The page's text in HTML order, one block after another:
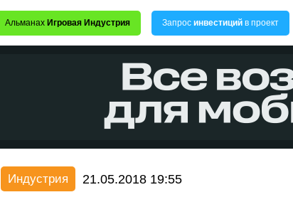
Альманах Игровая Индустрия Запрос инвестиций в проект
Индустрия 21.05.2018 19:55